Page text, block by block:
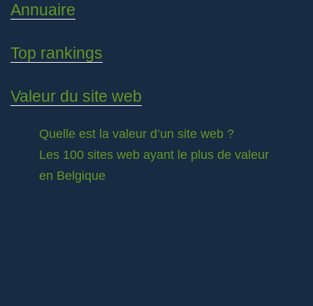
Annuaire
Top rankings
Valeur du site web
Quelle est la valeur d’un site web ?
Les 100 sites web ayant le plus de valeur
en Belgique